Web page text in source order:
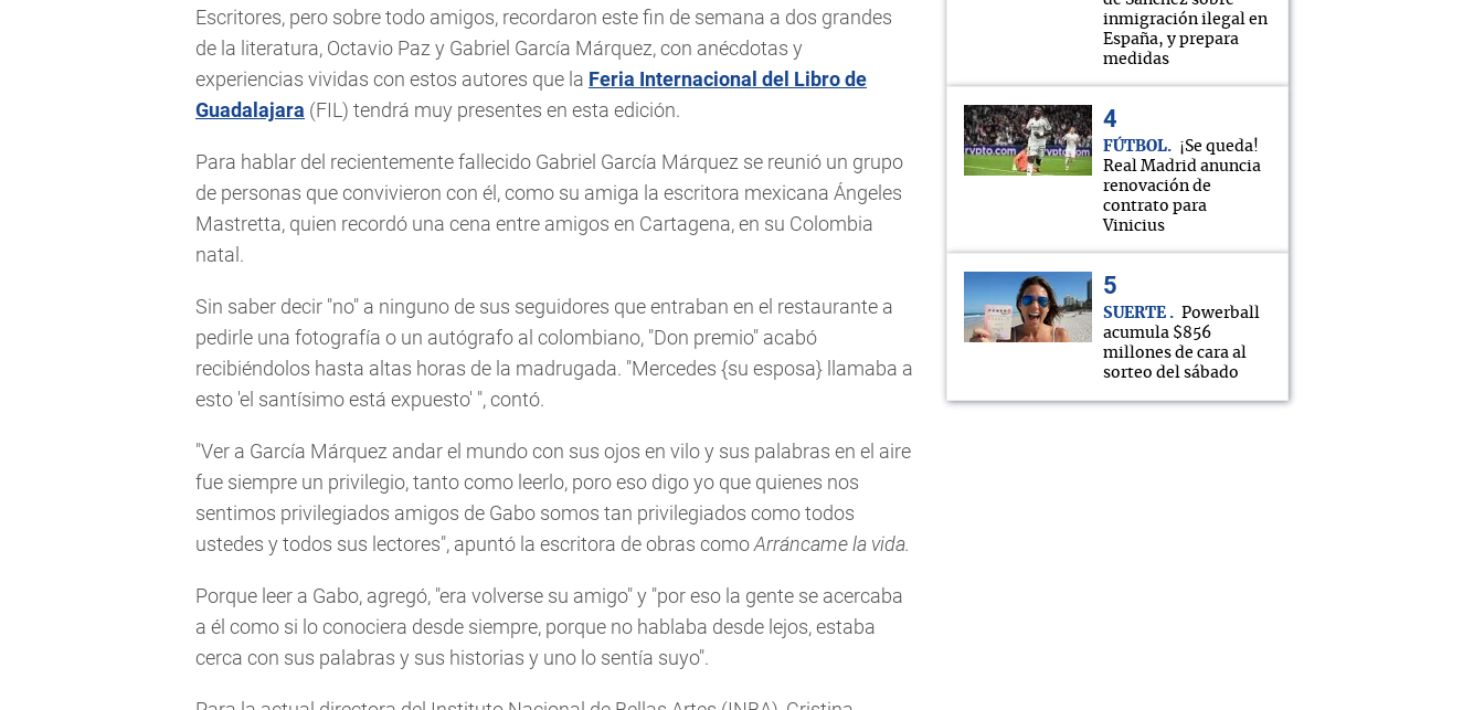
Escritores, pero sobre todo amigos, recordaron este fin de semana a dos grandes
de la literatura, Octavio Paz y Gabriel García Márquez, con anécdotas y
experiencias vividas con estos autores que la Feria Internacional del Libro de
Guadalajara (FIL) tendrá muy presentes en esta edición.
Para hablar del recientemente fallecido Gabriel García Márquez se reunió un grupo
de personas que convivieron con él, como su amiga la escritora mexicana Ángeles
Mastretta, quien recordó una cena entre amigos en Cartagena, en su Colombia
natal.
Sin saber decir "no" a ninguno de sus seguidores que entraban en el restaurante a
pedirle una fotografía o un autógrafo al colombiano, "Don premio" acabó
recibiéndolos hasta altas horas de la madrugada. "Mercedes {su esposa} llamaba a
esto 'el santísimo está expuesto' ", contó.
"Ver a García Márquez andar el mundo con sus ojos en vilo y sus palabras en el aire
fue siempre un privilegio, tanto como leerlo, poro eso digo yo que quienes nos
sentimos privilegiados amigos de Gabo somos tan privilegiados como todos
ustedes y todos sus lectores", apuntó la escritora de obras comoArráncame la vida.
Porque leer a Gabo, agregó, "era volverse su amigo" y "por eso la gente se acercaba
a él como si lo conociera desde siempre, porque no hablaba desde lejos, estaba
cerca con sus palabras y sus historias y uno lo sentía suyo".
inmigración ilegal en
España, y prepara
medidas
FÚTBOL
¡Se queda!
Real Madrid anuncia
renovación de
contrato para
Vinicius
SUERTE
Powerball
acumula $856
millones de cara al
sorteo del sábado